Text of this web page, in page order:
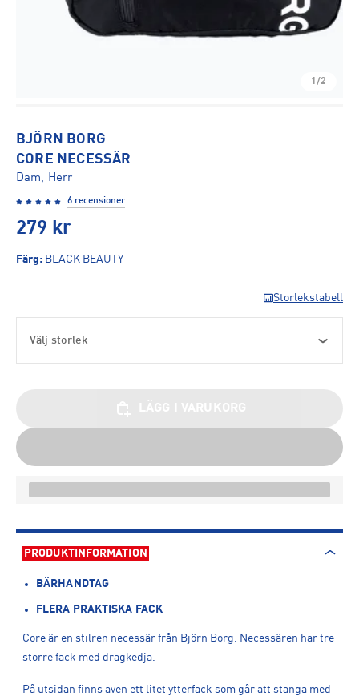
1/2
BJÖRN BORG
CORE NECESSÄR
Dam, Herr
6 recensioner
279 kr
Färg: BLACK BEAUTY
Storlekstabell
Välj storlek
PRODUKTINFORMATION
BÄRHANDTAG
FLERA PRAKTISKA FACK
Core är en stilren necessär från Björn Borg. Necessären har tre
större fack med dragkedja.
På utsidan finns även ett litet ytterfack som går att stänga med